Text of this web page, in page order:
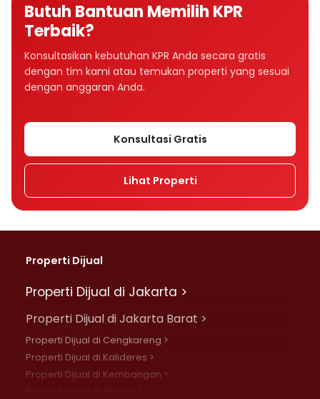
Butuh Bantuan Memilih KPR
Terbaik?
Konsultasikan kebutuhan KPR Anda secara gratis
dengan tim kami atau temukan properti yang sesuai
dengan anggaran Anda.
Konsultasi Gratis
Lihat Properti
Properti Dijual
Properti Dijual di Jakarta >
Properti Dijual di Jakarta Barat >
Properti Dijual di Cengkareng >
Properti Dijual di Kalideres >
Properti Dijual di Kembangan >